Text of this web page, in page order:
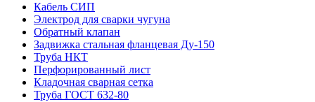
Кабель СИП
Электрод для сварки чугуна
Обратный клапан
Задвижка стальная фланцевая Ду-150
Труба НКТ
Перфорированный лист
Кладочная сварная сетка
Труба ГОСТ 632-80